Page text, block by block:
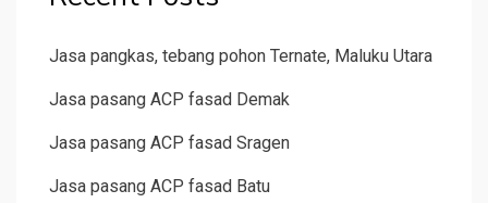
Jasa pangkas, tebang pohon Ternate, Maluku Utara
Jasa pasang ACP fasad Demak
Jasa pasang ACP fasad Sragen
Jasa pasang ACP fasad Batu